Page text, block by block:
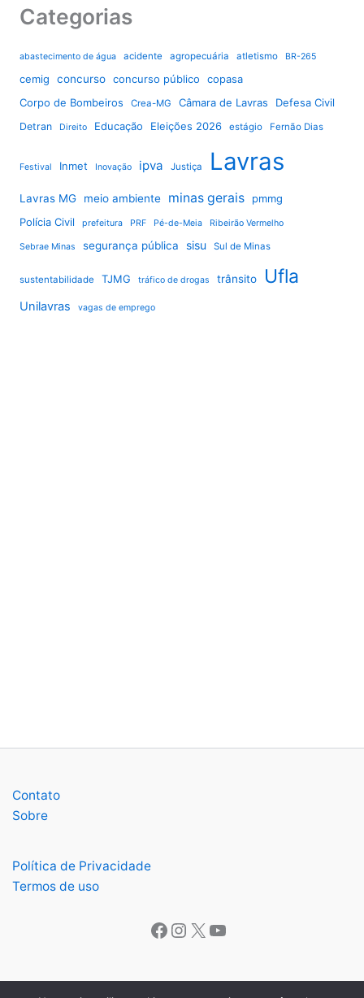
Categorias
abastecimento de água acidente agropecuária atletismo BR-265
cemig concurso concurso público
copasa
Corpo de Bombeiros
Crea-MG Câmara de Lavras Defesa Civil
Detran Direito Educação Eleições 2026 estágio Fernão Dias
Festival Inmet Inovação ipva Justiça Lavras
Lavras MG meio ambiente minas gerais
pmmg
Polícia Civil
prefeitura PRF Pé-de-Meia Ribeirão Vermelho
Sebrae Minas segurança pública sisu Sul de Minas
sustentabilidade TJMG tráfico de drogas trânsito Ufla
Unilavras vagas de emprego
Contato
Sobre
Política de Privacidade
Termos de uso